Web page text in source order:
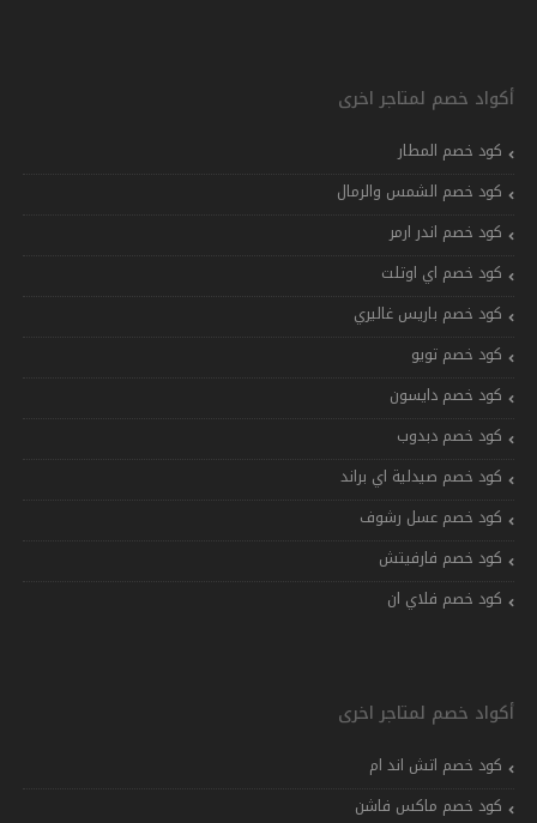
أكواد خصم لمتاجر اخرى
كود خصم المطار
كود خصم الشمس والرمال
كود خصم اندر ارمر
كود خصم اي اوتلت
كود خصم باريس غاليري
كود خصم تويو
كود خصم دايسون
كود خصم دبدوب
كود خصم صيدلية اي براند
كود خصم عسل رشوف
كود خصم فارفيتش
كود خصم فلاي ان
أكواد خصم لمتاجر اخرى
كود خصم اتش اند ام
كود خصم ماكس فاشن